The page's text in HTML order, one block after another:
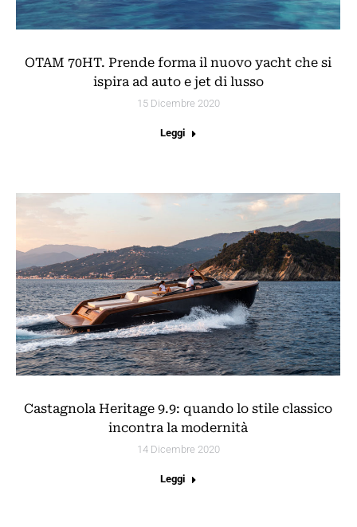
OTAM 70HT. Prende forma il nuovo yacht che si
ispira ad auto e jet di lusso
15 Dicembre 2020
Leggi
Castagnola Heritage 9.9: quando lo stile classico
incontra la modernità
14 Dicembre 2020
Leggi